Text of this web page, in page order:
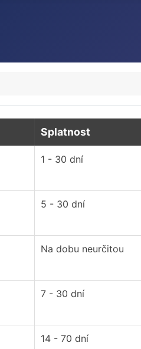
Splatnost
1 - 30 dní
5 - 30 dní
Na dobu neurčitou
7 - 30 dní
14 - 70 dní